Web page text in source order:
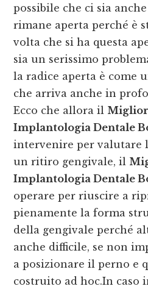
possibile che ci sia
rimane aperta perché è
volta che si ha questa
sia un serissimo
la radice aperta è come
che arriva anche in
Ecco che allora il
Implantologia Dentale
intervenire per valutare
un ritiro gengivale, il
Implantologia Dentale
operare per riuscire a
pienamente la forma
della gengivale perché
anche difficile, se non
a posizionare il perno e
costruito ad hoc.In caso